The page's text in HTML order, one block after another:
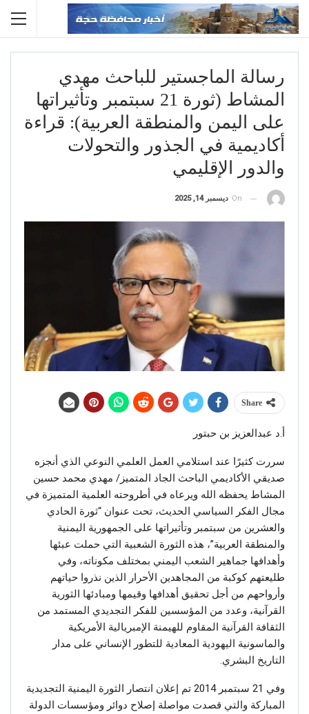
رسالة الماجستير للباحث مهدي
المشاط (ثورة 21 سبتمبر وتأثيراتها
على اليمن والمنطقة العربية): قراءة
أكاديمية في الجذور والتحولات
والدور الإقليمي
On ديسمبر 14, 2025
Share
أ.د عبدالعزيز بن حبتور
سررت كثيرًا عند استلامي العمل العلمي النوعي الذي أنجزه
صديقي الأكاديمي الباحث الجاد المتميز/ مهدي محمد حسين
المشاط يحفظه الله ويرعاه في أطروحته العلمية المتميزة في
مجال الفكر السياسي الحديث، تحت عنوان “ثورة الحادي
والعشرين من سبتمبر وتأثيراتها على الجمهورية اليمنية
والمنطقة العربية”، هذه الثورة الشعبية التي حملت عبئها
وأهدافها جماهير الشعب اليمني بمختلف مكوناته، وفي
طليعتهم كوكبة من المجاهدين الأحرار الذين نذروا حياتهم
وأرواحهم من أجل تحقيق أهدافها وقيمها ومبادئها الثورية
القرآنية، وعدد من المؤسسين للفكر التجديدي المستمد من
الثقافة القرآنية المقاوم للهيمنة الإمبريالية الأمريكية
والماسونية اليهودية المعادية للتطور الإنساني على مدار
التاريخ البشري.
وفي 21 سبتمبر 2014 تم إعلان انتصار الثورة اليمنية التجديدية
المباركة والتي قصدت مواصلة إصلاح دوائر ومؤسسات الدولة